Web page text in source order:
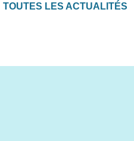
TOUTES LES ACTUALITÉS